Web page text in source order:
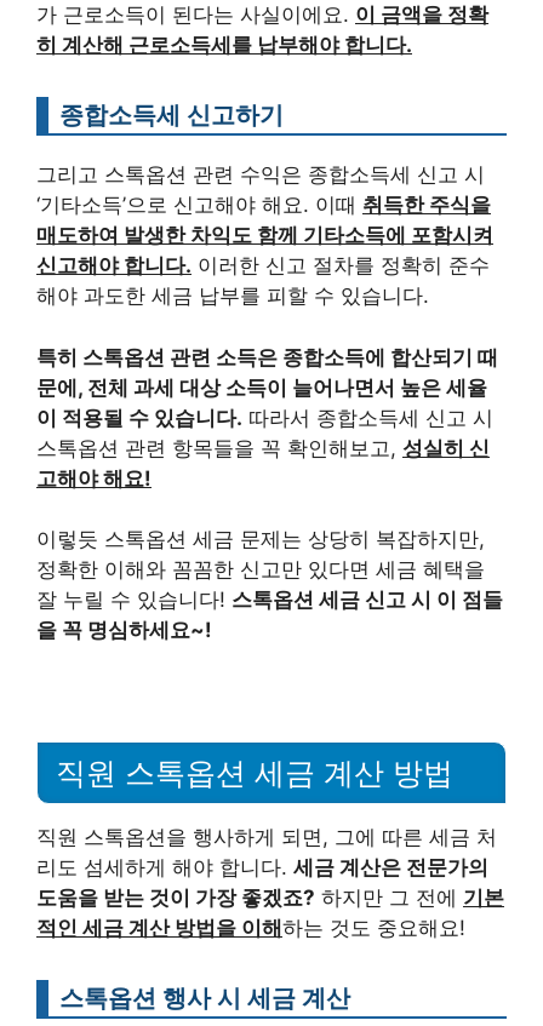
가 근로소득이 된다는 사실이에요. 이 금액을 정확
히 계산해 근로소득세를 납부해야 합니다.
종합소득세 신고하기
그리고 스톡옵션 관련 수익은 종합소득세 신고 시
‘기타소득’으로 신고해야 해요. 이때 취득한 주식을
매도하여 발생한 차익도 함께 기타소득에 포함시켜
신고해야 합니다. 이러한 신고 절차를 정확히 준수
해야 과도한 세금 납부를 피할 수 있습니다.
특히 스톡옵션 관련 소득은 종합소득에 합산되기 때
문에, 전체 과세 대상 소득이 늘어나면서 높은 세율
이 적용될 수 있습니다. 따라서 종합소득세 신고 시
스톡옵션 관련 항목들을 꼭 확인해보고, 성실히 신
고해야 해요!
이렇듯 스톡옵션 세금 문제는 상당히 복잡하지만,
정확한 이해와 꼼꼼한 신고만 있다면 세금 혜택을
잘 누릴 수 있습니다! 스톡옵션 세금 신고 시 이 점들
을 꼭 명심하세요~!
직원 스톡옵션 세금 계산 방법
직원 스톡옵션을 행사하게 되면, 그에 따른 세금 처
리도 섬세하게 해야 합니다. 세금 계산은 전문가의
도움을 받는 것이 가장 좋겠죠? 하지만 그 전에 기본
적인 세금 계산 방법을 이해하는 것도 중요해요!
스톡옵션 행사 시 세금 계산